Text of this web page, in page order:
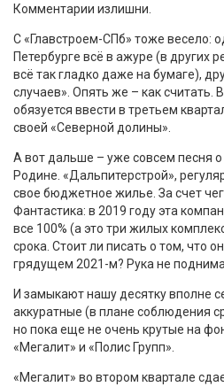
Комментарии излишни.
С «Главстроем-СПб» тоже весело:
Петербурге всё в ажуре (в других
всё так гладко даже на бумаге),
случаев». Опять же – как считать.
обязуется ввести в третьем
своей «Северной долины».
А вот дальше – уже совсем песня
Родине. «Дальпитерстрой»,
свое бюджетное жилье. За счет
Фантастика: в 2019 году эта
все 100% (а это три жилых
срока. Стоит ли писать о том, что
грядущем 2021-м? Рука не
И замыкают нашу десятку вполне
аккуратные (в плане соблюдения
но пока еще не очень крутые на
«Мегалит» и «Полис Групп».
«Мегалит» во втором квартале